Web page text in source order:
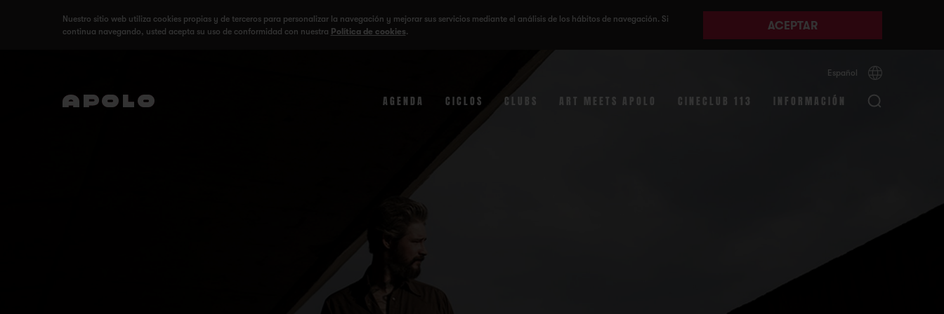
Nuestro sitio web utiliza cookies propias y de terceros para personalizar la navegación y mejorar sus servicios mediante el análisis de los hábitos de navegación. Si
continua navegando, usted acepta su uso de conformidad con nuestra Política de cookies. ACEPTAR
Español Català
AGENDA CICLOS CLUBS ART MEETS APOLO CINECLUB 113 INFORMACIÓN